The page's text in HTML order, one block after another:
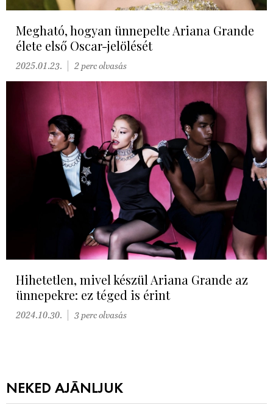
Megható, hogyan ünnepelte Ariana Grande
élete első Oscar-jelölését
2025.01.23. 2 perc olvasás
Hihetetlen, mivel készül Ariana Grande az
ünnepekre: ez téged is érint
2024.10.30. 3 perc olvasás
NEKED AJÁNLJUK